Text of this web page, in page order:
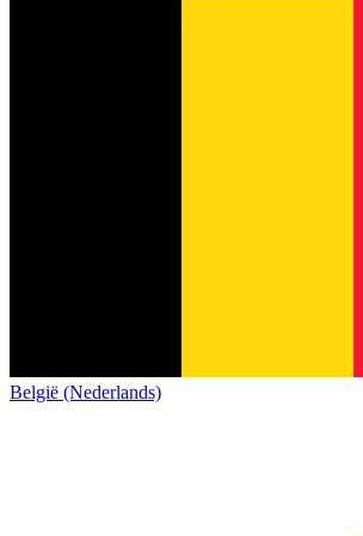
België (Nederlands)